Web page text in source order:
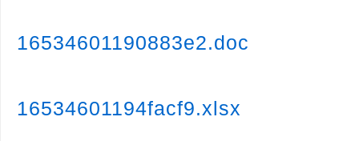
16534601190883e2.doc
16534601194facf9.xlsx